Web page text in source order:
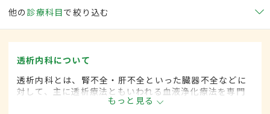
他の 診療科目で絞り込む
透析内科について
透析内科とは、腎不全・肝不全といった臓器不全などに
対して、主に透析療法ともいわれる血液浄化療法を専門
的に取り扱う内科の一領域です。
もっと見る